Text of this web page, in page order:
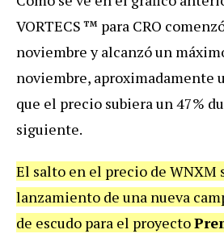
VORTECS ™ para CRO
noviembre y alcanzó un
noviembre, aproximadamente
que el precio subiera un 47%
siguiente.
El salto en el precio de WNXM
lanzamiento de una nueva
de escudo para el proyecto